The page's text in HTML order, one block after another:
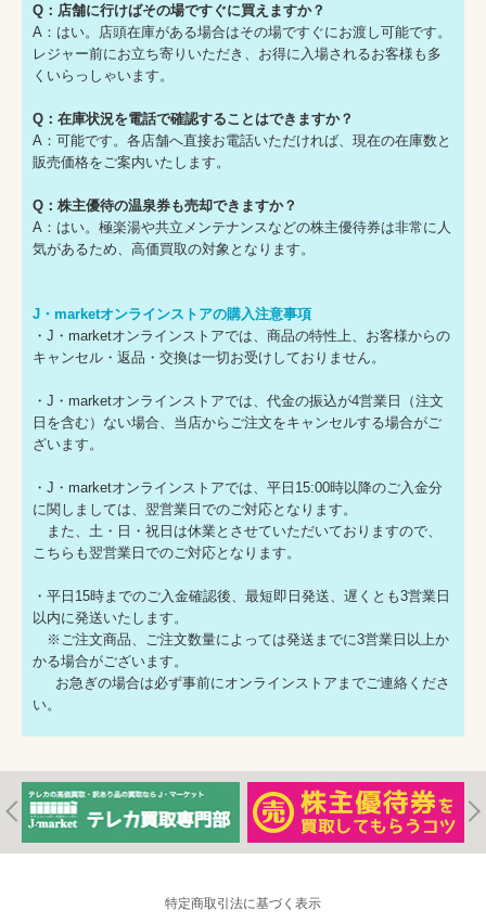
Q：店舗に行けばその場ですぐに買えますか？
A：はい。店頭在庫がある場合はその場ですぐにお渡し可能です。
レジャー前にお立ち寄りいただき、お得に入場されるお客様も多
くいらっしゃいます。
Q：在庫状況を電話で確認することはできますか？
A：可能です。各店舗へ直接お電話いただければ、現在の在庫数と
販売価格をご案内いたします。
Q：株主優待の温泉券も売却できますか？
A：はい。極楽湯や共立メンテナンスなどの株主優待券は非常に人
気があるため、高価買取の対象となります。
J・marketオンラインストアの購入注意事項
・J・marketオンラインストアでは、商品の特性上、お客様からの
キャンセル・返品・交換は一切お受けしておりません。
・J・marketオンラインストアでは、代金の振込が4営業日（注文
日を含む）ない場合、当店からご注文をキャンセルする場合がご
ざいます。
・J・marketオンラインストアでは、平日15:00時以降のご入金分
に関しましては、翌営業日でのご対応となります。
また、土・日・祝日は休業とさせていただいておりますので、
こちらも翌営業日でのご対応となります。
・平日15時までのご入金確認後、最短即日発送、遅くとも3営業日
以内に発送いたします。
※ご注文商品、ご注文数量によっては発送までに3営業日以上か
かる場合がございます。
お急ぎの場合は必ず事前にオンラインストアまでご連絡くださ
い。
特定商取引法に基づく表示